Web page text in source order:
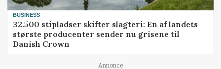
BUSINESS
32.500 stipladser skifter slagteri: En af landets
største producenter sender nu grisene til
Danish Crown
Annonce